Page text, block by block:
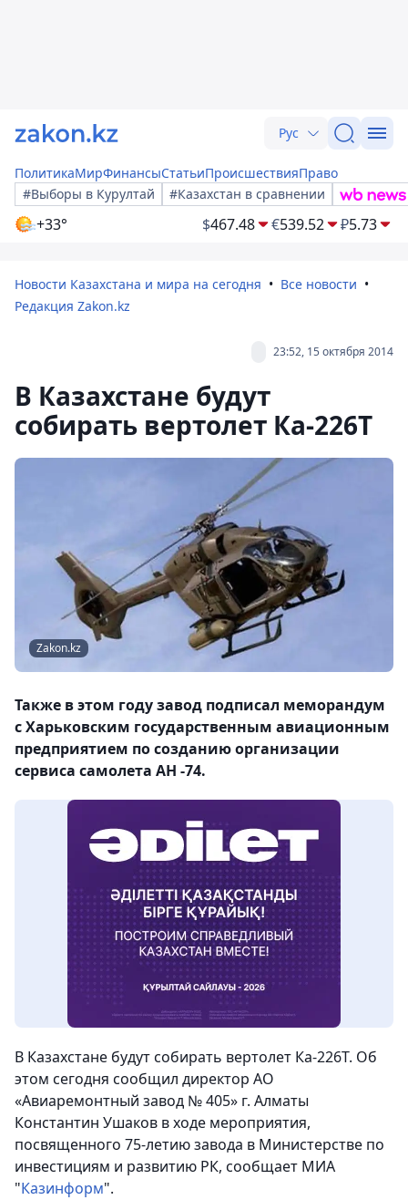
Рус
ПолитикаМирФинансыСтатьиПроисшествияПраво
#Выборы в Курултай
#Казахстан в сравнении
+33° $467.48 €539.52 ₽5.73
Новости Казахстана и мира на сегодня
Все новости
Редакция Zakon.kz
23:52, 15 октября 2014
В Казахстане будут
собирать вертолет Ка-226Т
Zakon.kz
Также в этом году завод подписал меморандум
с Харьковским государственным авиационным
предприятием по созданию организации
сервиса самолета АН -74.
В Казахстане будут собирать вертолет Ка-226Т. Об
этом сегодня сообщил директор АО
«Авиаремонтный завод № 405» г. Алматы
Константин Ушаков в ходе мероприятия,
посвященного 75-летию завода в Министерстве по
инвестициям и развитию РК, сообщает МИА
"Казинформ".